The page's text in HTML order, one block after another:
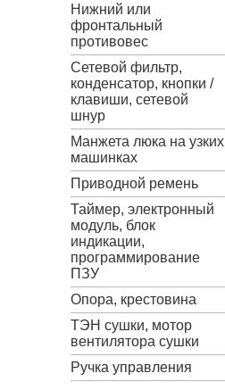
Нижний или
фронтальный
противовес
Сетевой фильтр,
конденсатор, кнопки /
клавиши, сетевой
шнур
Манжета люка на узких
машинках
Приводной ремень
Таймер, электронный
модуль, блок
индикации,
программирование
ПЗУ
Опора, крестовина
ТЭН сушки, мотор
вентилятора сушки
Ручка управления